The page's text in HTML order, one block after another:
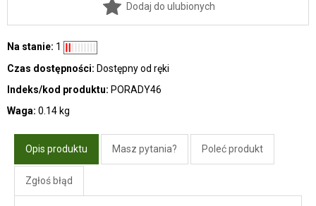
Dodaj do ulubionych
Na stanie: 1
Czas dostępności: Dostępny od ręki
Indeks/kod produktu: PORADY46
Waga: 0.14 kg
Opis produktu Masz pytania? Poleć produkt
Zgłoś błąd